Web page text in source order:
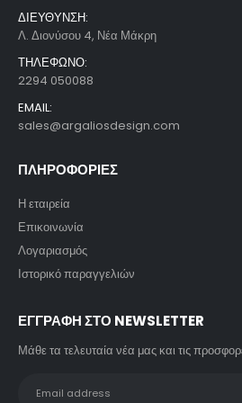
ΔΙΕΥΘΥΝΣΗ:
Λ. Διονύσου 4, Νέα Μάκρη
ΤΗΛΕΦΩΝΟ:
2294 050088
EMAIL:
sales@argaliosdesign.com
ΠΛΗΡΟΦΟΡΙΕΣ
Η εταιρεία
Επικοινωνία
Λογαριασμός
Ιστορικό παραγγελιών
ΕΓΓΡΑΦΗ ΣΤΟ NEWSLETTER
Μάθε τα τελευταία νέα μας και τις